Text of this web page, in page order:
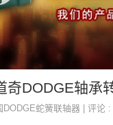
DODGE蛇簧联轴器 | 评论